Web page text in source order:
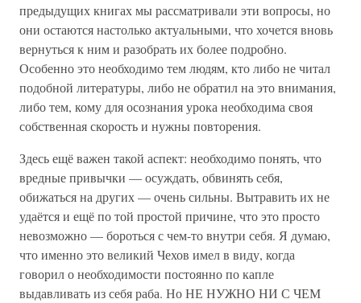
предыдущих книгах мы рассматривали эти вопросы, но
они остаются настолько актуальными, что хочется вновь
вернуться к ним и разобрать их более подробно.
Особенно это необходимо тем людям, кто либо не читал
подобной литературы, либо не обратил на это внимания,
либо тем, кому для осознания урока необходима своя
собственная скорость и нужны повторения.
Здесь ещё важен такой аспект: необходимо понять, что
вредные привычки — осуждать, обвинять себя,
обижаться на других — очень сильны. Вытравить их не
удаётся и ещё по той простой причине, что это просто
невозможно — бороться с чем-то внутри себя. Я думаю,
что именно это великий Чехов имел в виду, когда
говорил о необходимости постоянно по капле
выдавливать из себя раба. Но НЕ НУЖНО НИ С ЧЕМ